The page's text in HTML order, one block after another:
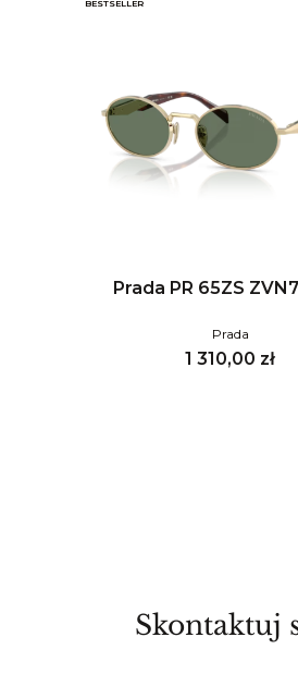
BESTSELLER
Prada PR 65ZS
Prada
Cena
1 310,00 zł
Skontaktuj